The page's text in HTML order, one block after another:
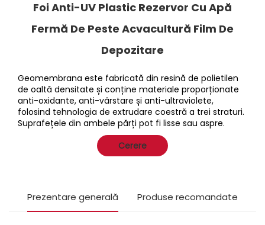
Foi Anti-UV Plastic Rezervor Cu Apă
Fermă De Peste Acvacultură Film De
Depozitare
Geomembrana este fabricată din resină de polietilen
de oaltă densitate și conține materiale proporționate
anti-oxidante, anti-vârstare și anti-ultraviolete,
folosind tehnologia de extrudare coestră a trei straturi.
Suprafețele din ambele părți pot fi lisse sau aspre.
Cerere
Prezentare generală Produse recomandate